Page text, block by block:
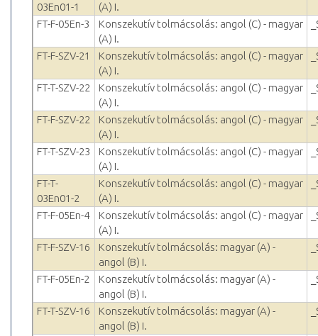
03En01-1
(A) I.
FT-F-05En-3
Konszekutív tolmácsolás: angol (C) - magyar
(A) I.
FT-F-SZV-21
Konszekutív tolmácsolás: angol (C) - magyar
(A) I.
FT-T-SZV-22
Konszekutív tolmácsolás: angol (C) - magyar
(A) I.
FT-F-SZV-22
Konszekutív tolmácsolás: angol (C) - magyar
(A) I.
FT-T-SZV-23
Konszekutív tolmácsolás: angol (C) - magyar
(A) I.
FT-T-
03En01-2
Konszekutív tolmácsolás: angol (C) - magyar
(A) I.
FT-F-05En-4
Konszekutív tolmácsolás: angol (C) - magyar
(A) I.
FT-F-SZV-16
Konszekutív tolmácsolás: magyar (A) -
angol (B) I.
FT-F-05En-2
Konszekutív tolmácsolás: magyar (A) -
angol (B) I.
FT-T-SZV-16
Konszekutív tolmácsolás: magyar (A) -
angol (B) I.